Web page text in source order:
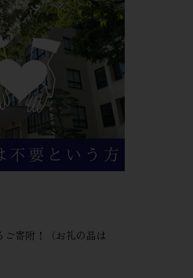
ご寄附！​（お礼の​品は​